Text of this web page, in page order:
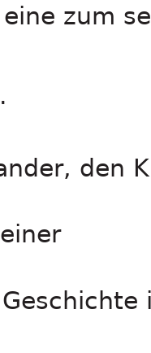
zum
den